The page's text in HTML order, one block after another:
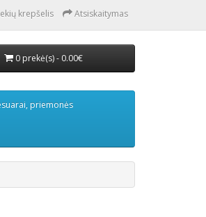
krepšelis Atsiskaitymas
0 prekė(s) - 0.00€
priemonės